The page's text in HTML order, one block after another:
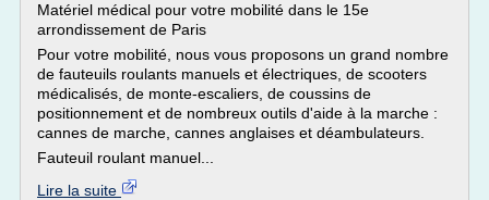
Matériel médical pour votre mobilité dans le 15e
arrondissement de Paris
Pour votre mobilité, nous vous proposons un grand nombre
de fauteuils roulants manuels et électriques, de scooters
médicalisés, de monte-escaliers, de coussins de
positionnement et de nombreux outils d'aide à la marche :
cannes de marche, cannes anglaises et déambulateurs.
Fauteuil roulant manuel...
Lire la suite